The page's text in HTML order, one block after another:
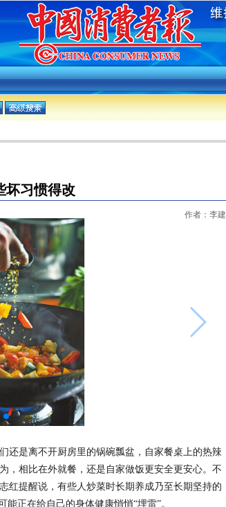
坏习惯得改
作者：李建
是离不开厨房里的锅碗瓢盆，自家餐桌上的热辣
，相比在外就餐，还是自家做饭更安全更安心。不
红提醒说，有些人炒菜时长期养成乃至长期坚持的
正在给自己的身体健康悄悄“埋雷”。